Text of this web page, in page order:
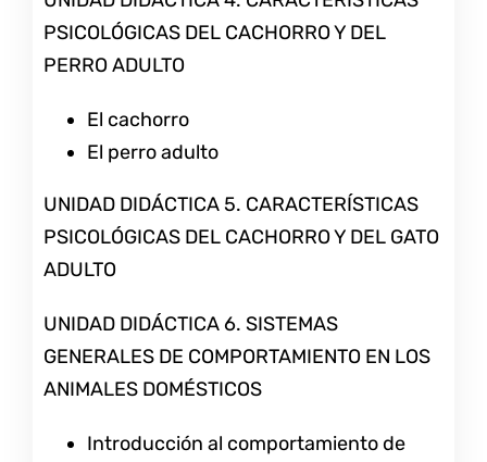
PSICOLÓGICAS DEL CACHORRO Y DEL
PERRO ADULTO
El cachorro
El perro adulto
UNIDAD DIDÁCTICA 5. CARACTERÍSTICAS
PSICOLÓGICAS DEL CACHORRO Y DEL GATO
ADULTO
UNIDAD DIDÁCTICA 6. SISTEMAS
GENERALES DE COMPORTAMIENTO EN LOS
ANIMALES DOMÉSTICOS
Introducción al comportamiento de